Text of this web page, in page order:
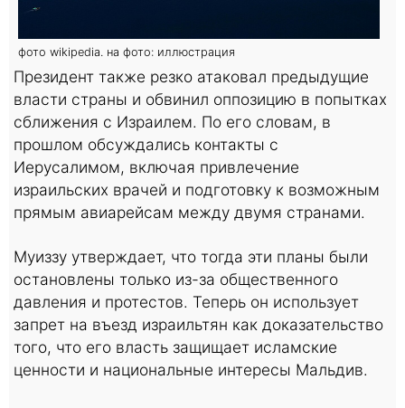
фото wikipedia. на фото: иллюстрация
Президент также резко атаковал предыдущие
власти страны и обвинил оппозицию в попытках
сближения с Израилем. По его словам, в
прошлом обсуждались контакты с
Иерусалимом, включая привлечение
израильских врачей и подготовку к возможным
прямым авиарейсам между двумя странами.
Муиззу утверждает, что тогда эти планы были
остановлены только из-за общественного
давления и протестов. Теперь он использует
запрет на въезд израильтян как доказательство
того, что его власть защищает исламские
ценности и национальные интересы Мальдив.